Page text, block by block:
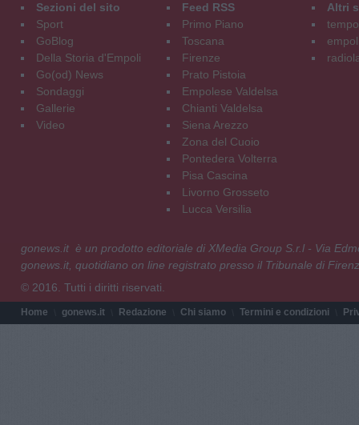
Sezioni del sito
Sport
GoBlog
Della Storia d'Empoli
Go(od) News
Sondaggi
Gallerie
Video
Feed RSS
Primo Piano
Toscana
Firenze
Prato Pistoia
Empolese Valdelsa
Chianti Valdelsa
Siena Arezzo
Zona del Cuoio
Pontedera Volterra
Pisa Cascina
Livorno Grosseto
Lucca Versilia
Altri
gonews.it è un prodotto editoriale di XMedia Group S.r.l - Via
gonews.it, quotidiano on line registrato presso il Tribunale di
© 2016. Tutti i diritti riservati.
Home gonews.it Redazione Chi siamo Termini e condizioni